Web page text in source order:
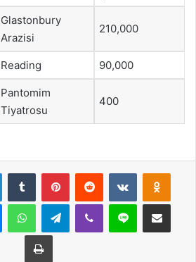
Glastonbury
Arazisi
210,000
Reading 90,000
Pantomim
Tiyatrosu
400
LinkedInTumblr PinterestReddit VKontakte
MessengerWhatsAppTelegramViber Line E-Posta ile
Yazdır